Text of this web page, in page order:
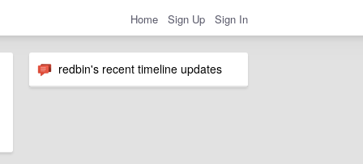
Home Sign Up Sign In
redbin's recent timeline updates